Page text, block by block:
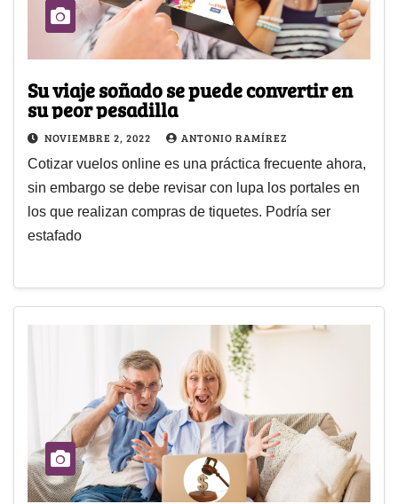
Su viaje soñado se puede convertir en
su peor pesadilla
NOVIEMBRE 2, 2022 ANTONIO RAMÍREZ
Cotizar vuelos online es una práctica frecuente ahora,
sin embargo se debe revisar con lupa los portales en
los que realizan compras de tiquetes. Podría ser
estafado